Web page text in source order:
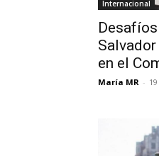
Internacional
en el
María MR -